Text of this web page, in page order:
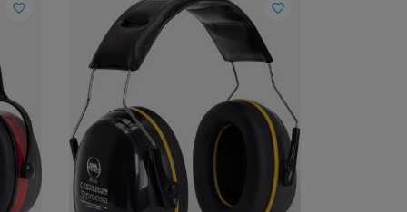
favorite_border favorite_border